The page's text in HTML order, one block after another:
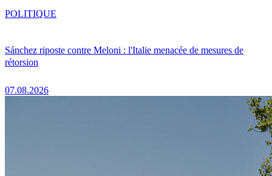
Sánchez riposte contre Meloni : l'Italie menacée de mesures de
rétorsion
07.08.2026
POLITIQUE